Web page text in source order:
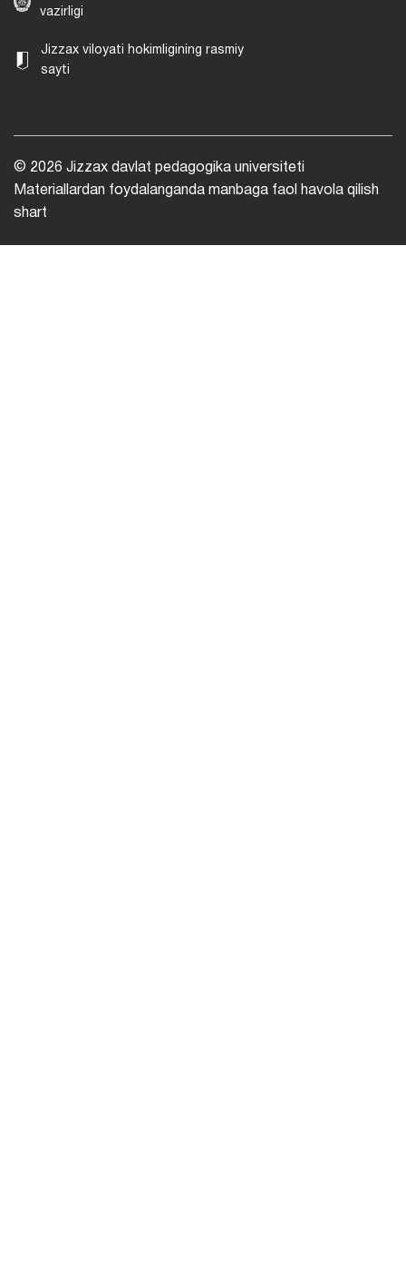
vazirligi
Jizzax viloyati hokimligining rasmiy
sayti
© 2026 Jizzax davlat pedagogika universiteti
Materiallardan foydalanganda manbaga faol havola qilish
shart